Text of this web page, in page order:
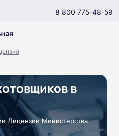
8 800 775-48-59
в
Лицензии Министерства